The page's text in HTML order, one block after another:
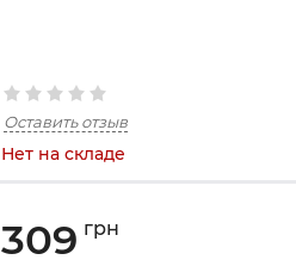
Оставить отзыв
Нет на складе
309 грн